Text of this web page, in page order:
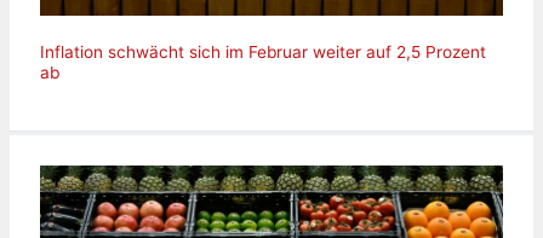
Inflation schwächt sich im Februar weiter auf 2,5 Prozent
ab